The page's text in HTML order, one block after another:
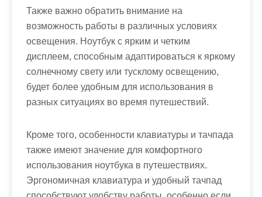
Также важно обратить внимание на
возможность работы в различных условиях
освещения. Ноутбук с ярким и четким
дисплеем, способным адаптироваться к яркому
солнечному свету или тусклому освещению,
будет более удобным для использования в
разных ситуациях во время путешествий.
Кроме того, особенности клавиатуры и тачпада
также имеют значение для комфортного
использования ноутбука в путешествиях.
Эргономичная клавиатура и удобный тачпад